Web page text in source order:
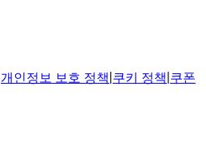
개인정보 보호 정책 쿠키 정책 쿠폰